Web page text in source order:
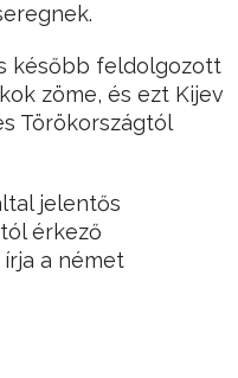
később feldolgozott
zöme, és ezt Kijev
Törökországtól
jelentős
érkező
a német